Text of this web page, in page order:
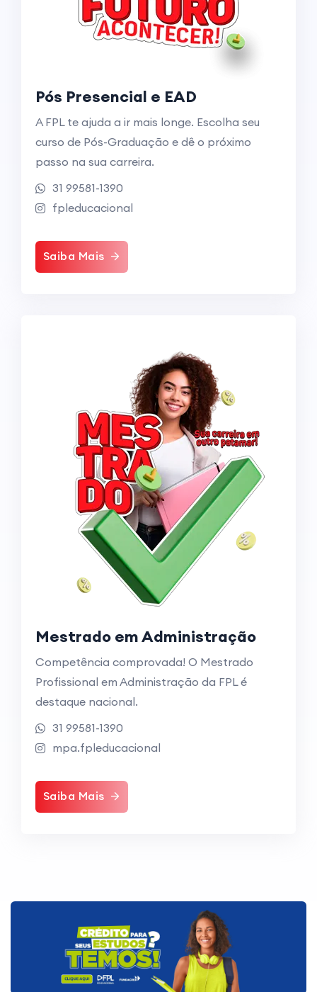
Pós Presencial e EAD
A FPL te ajuda a ir mais longe. Escolha seu
curso de Pós-Graduação e dê o próximo
passo na sua carreira.
31 99581-1390
fpleducacional
Saiba Mais
Mestrado em Administração
Competência comprovada! O Mestrado
Profissional em Administração da FPL é
destaque nacional.
31 99581-1390
mpa.fpleducacional
Saiba Mais